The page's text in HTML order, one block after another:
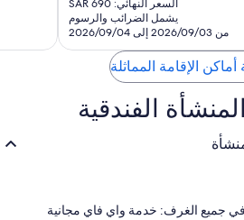
هو
SAR
568
السعر النهائي: SAR 690
يشمل الضرائب والرسوم
من 2026/09/03 إلى 2026/09/04
أماكن الإقامة المماثلة
الفندقية
في جميع الغرف: خدمة واي فاي مجانية